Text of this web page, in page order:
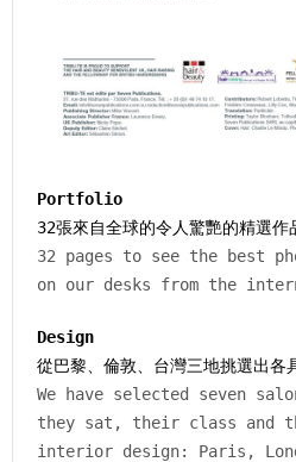
Portfolio
32張來自全球的令人驚艷的精選作
32 pages to see the best
on our desks from the
Design
從巴黎、倫敦、台灣三地挑選出各
We have selected seven
they sat, their class and
interior design: Paris,